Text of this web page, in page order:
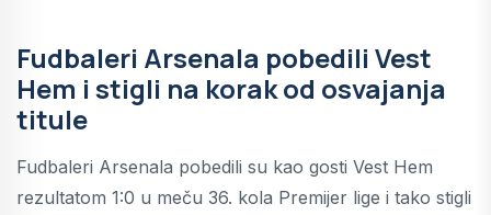
Fudbaleri Arsenala pobedili Vest
Hem i stigli na korak od osvajanja
titule
Fudbaleri Arsenala pobedili su kao gosti Vest Hem
rezultatom 1:0 u meču 36. kola Premijer lige i tako stigli